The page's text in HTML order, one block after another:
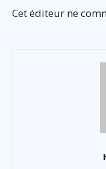
Cet éditeur ne